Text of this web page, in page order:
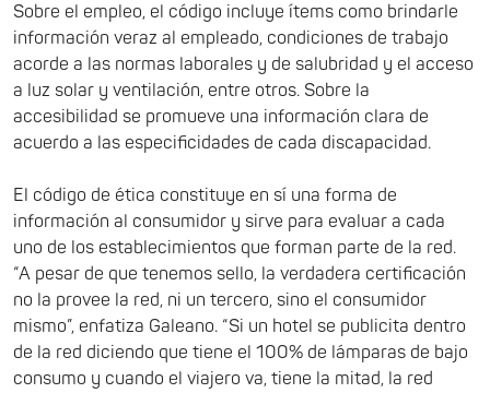
Sobre el empleo, el código incluye ítems como brindarle
información veraz al empleado, condiciones de trabajo
acorde a las normas laborales y de salubridad y el acceso
a luz solar y ventilación, entre otros. Sobre la
accesibilidad se promueve una información clara de
acuerdo a las especificidades de cada discapacidad.
El código de ética constituye en sí una forma de
información al consumidor y sirve para evaluar a cada
uno de los establecimientos que forman parte de la red.
“A pesar de que tenemos sello, la verdadera certificación
no la provee la red, ni un tercero, sino el consumidor
mismo”, enfatiza Galeano. “Si un hotel se publicita dentro
de la red diciendo que tiene el 100% de lámparas de bajo
consumo y cuando el viajero va, tiene la mitad, la red